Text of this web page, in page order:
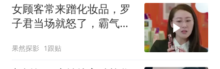
女顾客常来蹭化妆品，罗
子君当场就怒了，霸气回
果然探影 1跟贴